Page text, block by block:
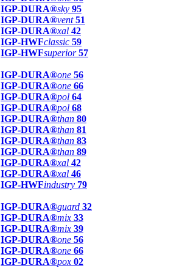
IGP-DURA®sky 95
IGP-DURA®vent 51
IGP-DURA®xal 42
IGP-HWFclassic 59
IGP-HWFsuperior 57
IGP-DURA®one 56
IGP-DURA®one 66
IGP-DURA®pol 64
IGP-DURA®pol 68
IGP-DURA®than 80
IGP-DURA®than 81
IGP-DURA®than 83
IGP-DURA®than 89
IGP-DURA®xal 42
IGP-DURA®xal 46
IGP-HWFindustry 79
IGP-DURA®guard 32
IGP-DURA®mix 33
IGP-DURA®mix 39
IGP-DURA®one 56
IGP-DURA®one 66
IGP-DURA®pox 02